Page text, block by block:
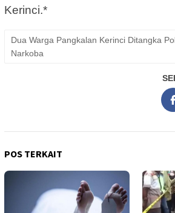
Kerinci.*
Dua Warga Pangkalan Kerinci Ditangka
Narkoba
POS TERKAIT